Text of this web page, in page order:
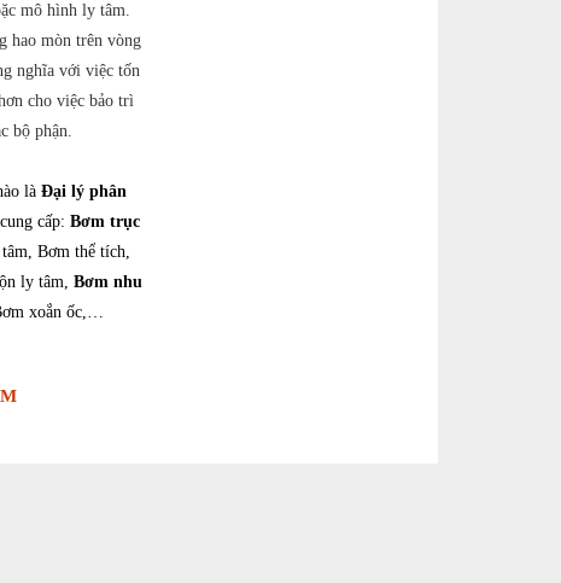
mô hình ly tâm.
hao mòn trên vòng
nghĩa với việc tốn
cho việc bảo trì
bộ phận.
là Đại lý phân
cấp: Bơm trục
Bơm thể tích,
ly tâm, Bơm nhu
xoắn ốc,…